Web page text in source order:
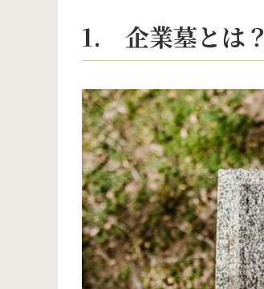
1. 企業墓とは？